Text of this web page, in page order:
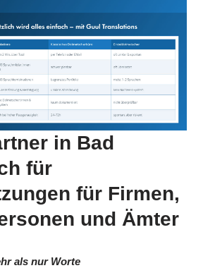
in Bad
für
für Firmen,
und Ämter
als nur Worte